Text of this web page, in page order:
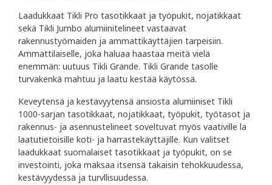
Laadukkaat Tikli Pro tasotikkaat ja työpukit, nojatikkaat
sekä Tikli Jumbo alumiinitelineet vastaavat
rakennustyömaiden ja ammattikäyttäjien tarpeisiin.
Ammattilaiselle, joka haluaa haastaa meitä vielä
enemmän: uutuus Tikli Grande. Tikli Grande tasolle
turvakenkä mahtuu ja laatu kestää käytössä.
Keveytensä ja kestävyytensä ansiosta alumiiniset Tikli
1000-sarjan tasotikkaat, nojatikkaat, työpukit, työtasot ja
rakennus- ja asennustelineet soveltuvat myös vaativille la
laatutietoisille koti- ja harrastekäyttäjille. Kun valitset
laadukkaat suomalaiset tasotikkaat ja työpukit, on se
investointi, joka maksaa itsensä takaisin tehokkuudessa,
kestävyydessä ja turvllisuudessa.